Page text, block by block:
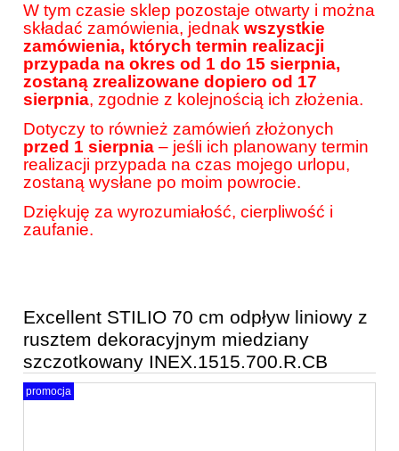
W tym czasie sklep pozostaje otwarty i można
składać zamówienia, jednak wszystkie
zamówienia, których termin realizacji
przypada na okres od 1 do 15 sierpnia,
zostaną zrealizowane dopiero od 17
sierpnia, zgodnie z kolejnością ich złożenia.
Dotyczy to również zamówień złożonych
przed 1 sierpnia – jeśli ich planowany termin
realizacji przypada na czas mojego urlopu,
zostaną wysłane po moim powrocie.
Dziękuję za wyrozumiałość, cierpliwość i
zaufanie.
Excellent STILIO 70 cm odpływ liniowy z
rusztem dekoracyjnym miedziany
szczotkowany INEX.1515.700.R.CB
promocja